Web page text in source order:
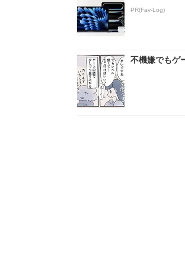
PR(Fav-Log)
不機嫌でもゲ